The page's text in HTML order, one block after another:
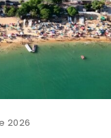
2026